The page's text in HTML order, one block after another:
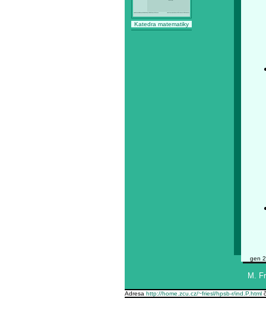
Katedra matematiky
gen
M.
Adresa http://home.zcu.cz/~friesl/hpsb-r/ind.P.html